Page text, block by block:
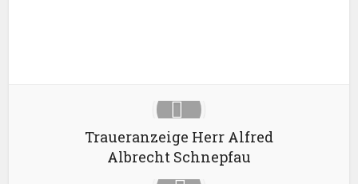
Traueranzeige Herr Alfred
Albrecht Schnepfau